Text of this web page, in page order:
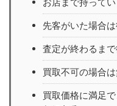
先客がいた場合は
査定が終わるまで
買取不可の場合は
買取価格に満足